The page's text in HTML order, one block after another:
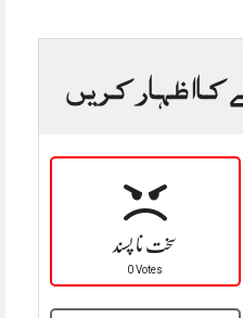
کا اظہار کریں
سخت نا پسند
0 Votes